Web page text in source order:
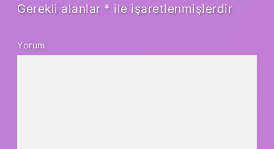
Gerekli alanlar * ile işaretlenmişlerdir
Yorum